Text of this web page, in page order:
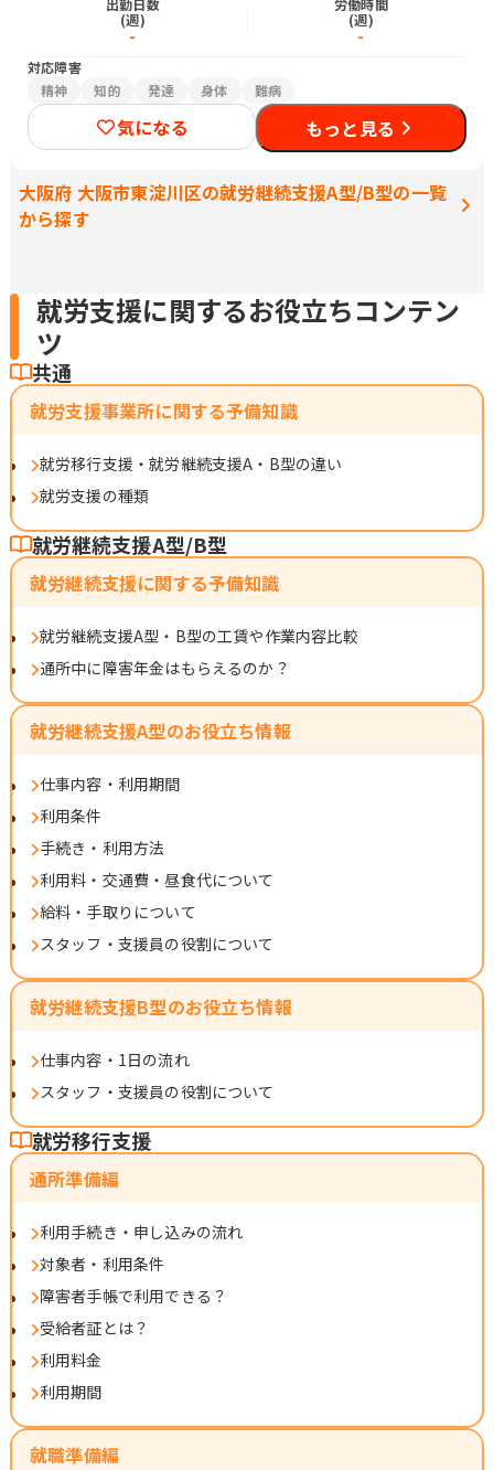
出勤日数
(週)
-
労働時間
(週)
-
対応障害
精神
知的 発達 身体 難病
気になる もっと見る
大阪府 大阪市東淀川区の就労継続支援A型/B型の一覧
から探す
就労支援に関するお役立ちコンテン
ツ
共通
就労支援事業所に関する予備知識
就労移行支援・就労継続支援A・B型の違い
就労支援の種類
就労継続支援A型/B型
就労継続支援に関する予備知識
就労継続支援A型・B型の工賃や作業内容比較
通所中に障害年金はもらえるのか？
就労継続支援A型のお役立ち情報
仕事内容・利用期間
利用条件
手続き・利用方法
利用料・交通費・昼食代について
給料・手取りについて
スタッフ・支援員の役割について
就労継続支援B型のお役立ち情報
仕事内容・1日の流れ
スタッフ・支援員の役割について
就労移行支援
通所準備編
利用手続き・申し込みの流れ
対象者・利用条件
障害者手帳で利用できる？
受給者証とは？
利用料金
利用期間
就職準備編